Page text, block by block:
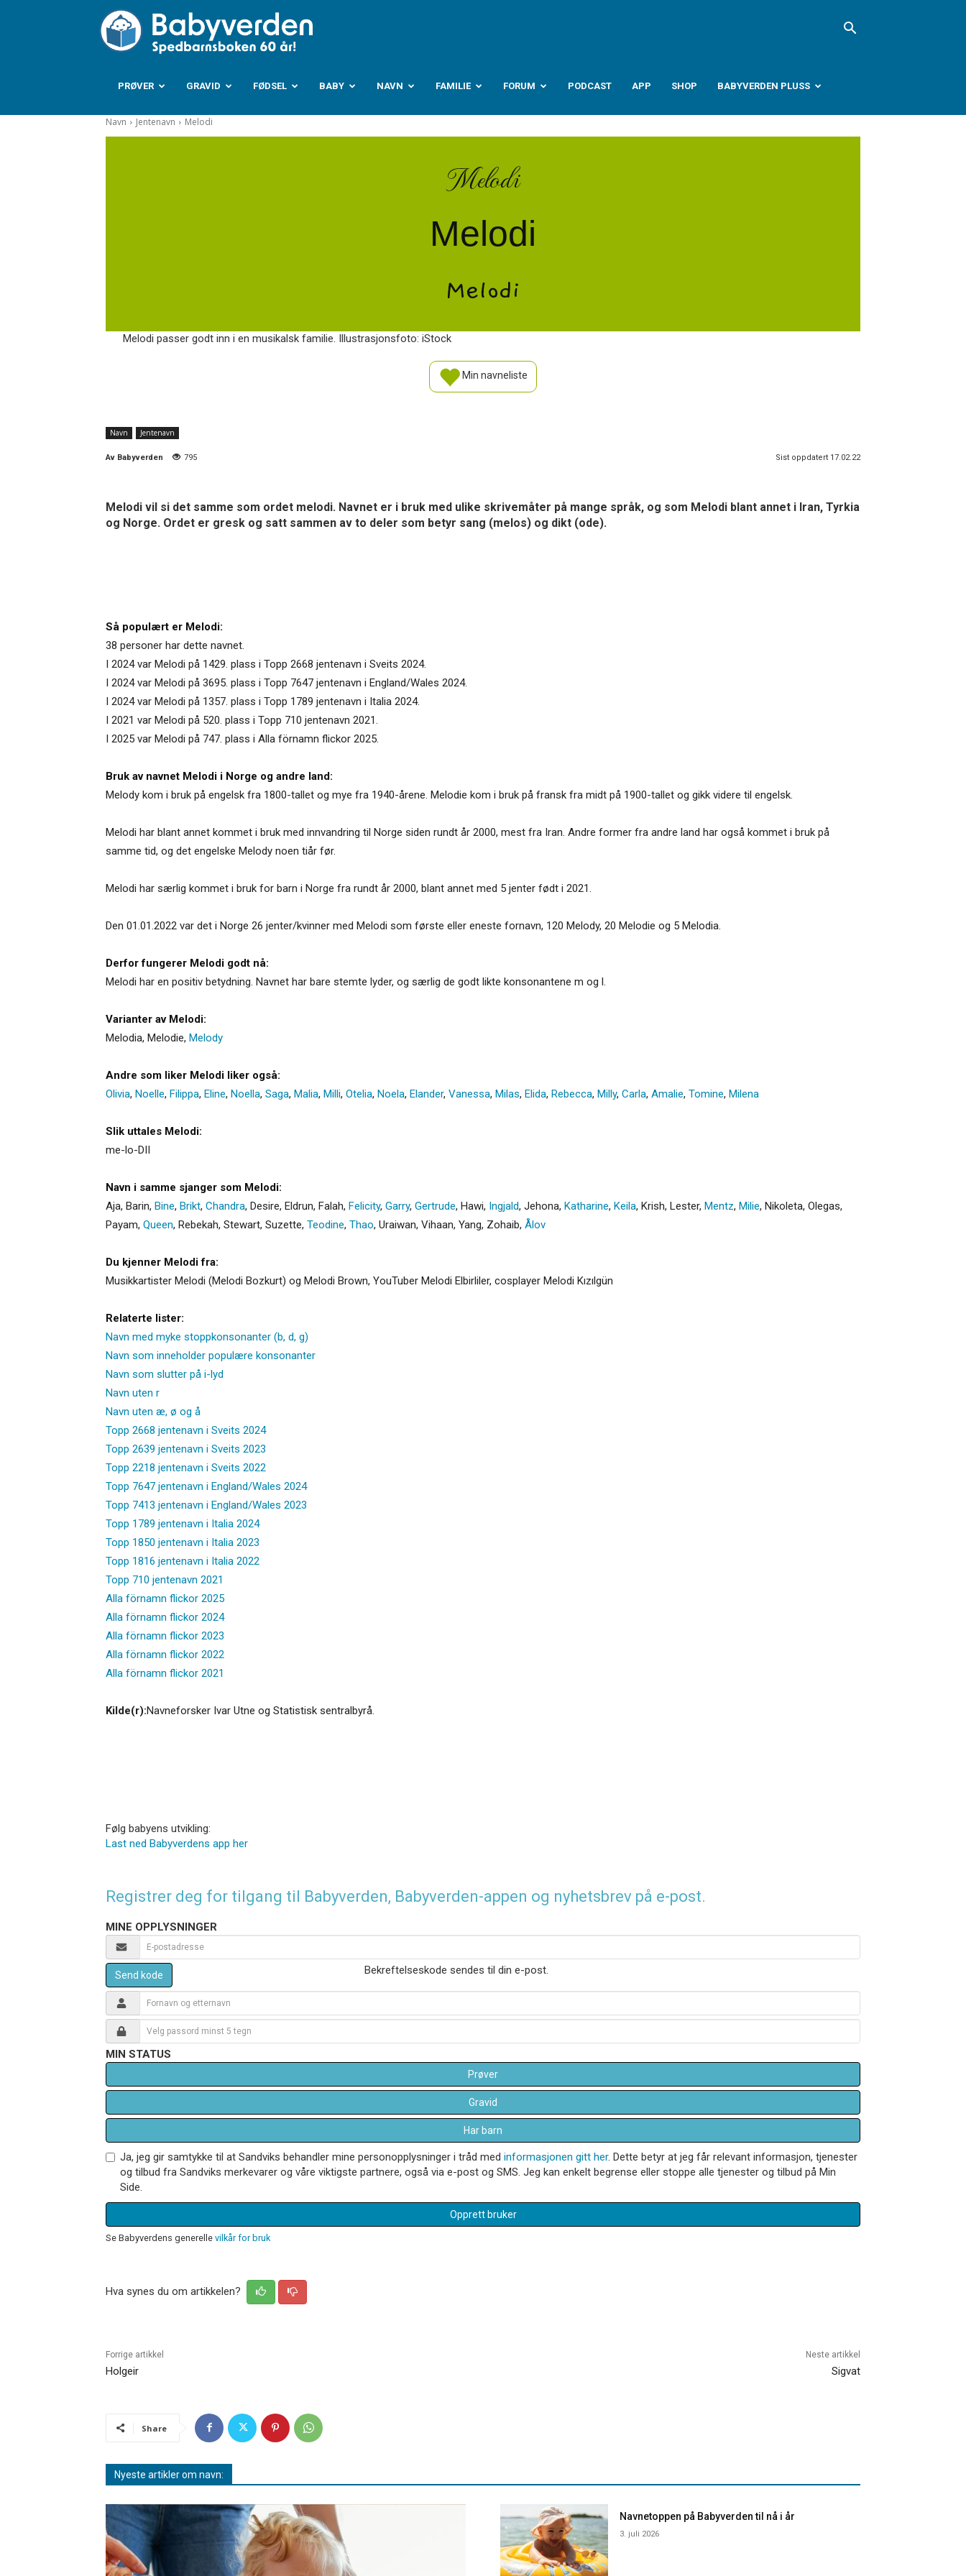
Babyverden.no
PRØVER GRAVID FØDSEL BABY NAVN FAMILIE FORUM PODCAST APP SHOP BABYVERDEN PLUSS
Navn Jentenavn Melodi
Melodi
Melodi
Melodi
Melodi passer godt inn i en musikalsk familie. Illustrasjonsfoto: iStock
Min navneliste
Navn Jentenavn
Av Babyverden 795 Sist oppdatert 17.02.22
Melodi vil si det samme som ordet melodi. Navnet er i bruk med ulike skrivemåter på mange språk, og som Melodi blant annet i Iran, Tyrkia
og Norge. Ordet er gresk og satt sammen av to deler som betyr sang (melos) og dikt (ode).
Så populært er Melodi:
38 personer har dette navnet.
I 2024 var Melodi på 1429. plass i Topp 2668 jentenavn i Sveits 2024.
I 2024 var Melodi på 3695. plass i Topp 7647 jentenavn i England/Wales 2024.
I 2024 var Melodi på 1357. plass i Topp 1789 jentenavn i Italia 2024.
I 2021 var Melodi på 520. plass i Topp 710 jentenavn 2021.
I 2025 var Melodi på 747. plass i Alla förnamn flickor 2025.
Bruk av navnet Melodi i Norge og andre land:
Melody kom i bruk på engelsk fra 1800-tallet og mye fra 1940-årene. Melodie kom i bruk på fransk fra midt på 1900-tallet og gikk videre til engelsk.
Melodi har blant annet kommet i bruk med innvandring til Norge siden rundt år 2000, mest fra Iran. Andre former fra andre land har også kommet i bruk på
samme tid, og det engelske Melody noen tiår før.
Melodi har særlig kommet i bruk for barn i Norge fra rundt år 2000, blant annet med 5 jenter født i 2021.
Den 01.01.2022 var det i Norge 26 jenter/kvinner med Melodi som første eller eneste fornavn, 120 Melody, 20 Melodie og 5 Melodia.
Derfor fungerer Melodi godt nå:
Melodi har en positiv betydning. Navnet har bare stemte lyder, og særlig de godt likte konsonantene m og l.
Varianter av Melodi:
Melodia, Melodie, Melody
Andre som liker Melodi liker også:
Olivia, Noelle, Filippa, Eline, Noella, Saga, Malia, Milli, Otelia, Noela, Elander, Vanessa, Milas, Elida, Rebecca, Milly, Carla, Amalie, Tomine, Milena
Slik uttales Melodi:
me-lo-DII
Navn i samme sjanger som Melodi:
Aja, Barin, Bine, Brikt, Chandra, Desire, Eldrun, Falah, Felicity, Garry, Gertrude, Hawi, Ingjald, Jehona, Katharine, Keila, Krish, Lester, Mentz, Milie, Nikoleta, Olegas,
Payam, Queen, Rebekah, Stewart, Suzette, Teodine, Thao, Uraiwan, Vihaan, Yang, Zohaib, Ålov
Du kjenner Melodi fra:
Musikkartister Melodi (Melodi Bozkurt) og Melodi Brown, YouTuber Melodi Elbirliler, cosplayer Melodi Kızılgün
Relaterte lister:
Navn med myke stoppkonsonanter (b, d, g)
Navn som inneholder populære konsonanter
Navn som slutter på i-lyd
Navn uten r
Navn uten æ, ø og å
Topp 2668 jentenavn i Sveits 2024
Topp 2639 jentenavn i Sveits 2023
Topp 2218 jentenavn i Sveits 2022
Topp 7647 jentenavn i England/Wales 2024
Topp 7413 jentenavn i England/Wales 2023
Topp 1789 jentenavn i Italia 2024
Topp 1850 jentenavn i Italia 2023
Topp 1816 jentenavn i Italia 2022
Topp 710 jentenavn 2021
Alla förnamn flickor 2025
Alla förnamn flickor 2024
Alla förnamn flickor 2023
Alla förnamn flickor 2022
Alla förnamn flickor 2021
Kilde(r):Navneforsker Ivar Utne og Statistisk sentralbyrå.
Følg babyens utvikling:
Last ned Babyverdens app her
Registrer deg for tilgang til Babyverden, Babyverden-appen og nyhetsbrev på e-post.
MINE OPPLYSNINGER
Send kode Bekreftelseskode sendes til din e-post.
MIN STATUS
Prøver
Gravid
Har barn
Ja, jeg gir samtykke til at Sandviks behandler mine personopplysninger i tråd med informasjonen gitt her. Dette betyr at jeg får relevant informasjon, tjenester
og tilbud fra Sandviks merkevarer og våre viktigste partnere, også via e-post og SMS. Jeg kan enkelt begrense eller stoppe alle tjenester og tilbud på Min
Side.
Opprett bruker
Se Babyverdens generelle vilkår for bruk
Hva synes du om artikkelen?
Forrige artikkel
Holgeir
Neste artikkel
Sigvat
Share
Nyeste artikler om navn:
Navnetoppen på Babyverden til nå i år
3. juli 2026